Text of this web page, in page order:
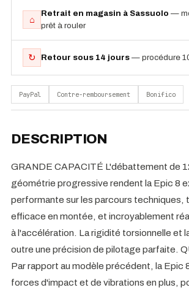
⌂
Retrait en magasin à Sassuolo —
prêt à rouler
↻ Retour sous 14 jours — procédure
PayPal Contre-remboursement Bonifico
DESCRIPTION
GRANDE CAPACITÉ L'débattement de
géométrie progressive rendent la Epic 8
performante sur les parcours techniques,
efficace en montée, et incroyablement
à l'accélération. La rigidité torsionnelle et
outre une précision de pilotage parfaite.
Par rapport au modèle précédent, la Epic
forces d'impact et de vibrations en plus,